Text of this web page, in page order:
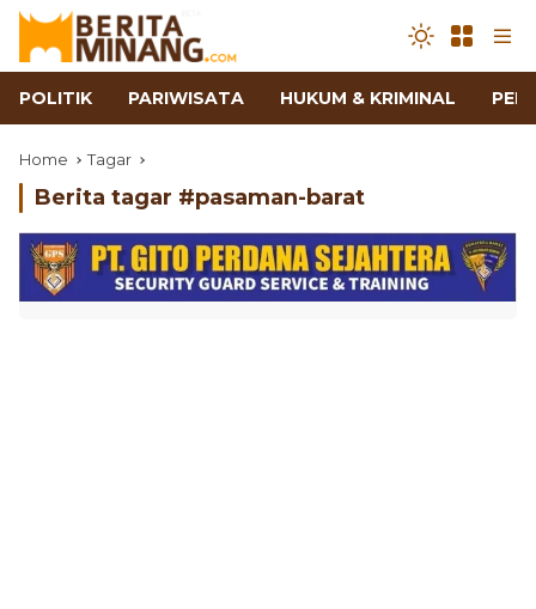
POLITIK PARIWISATA HUKUM & KRIMINAL
Home Tagar
Berita tagar #pasaman-barat